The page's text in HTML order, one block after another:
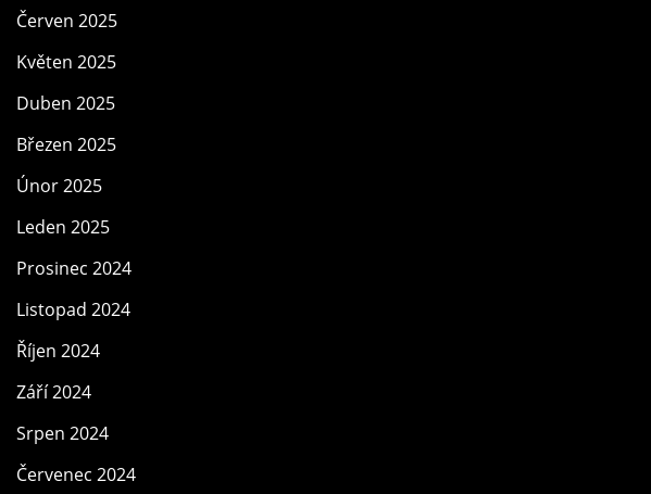
Červen 2025
Květen 2025
Duben 2025
Březen 2025
Únor 2025
Leden 2025
Prosinec 2024
Listopad 2024
Říjen 2024
Září 2024
Srpen 2024
Červenec 2024